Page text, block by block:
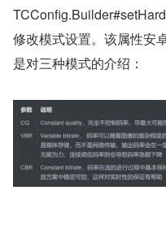
修改模式设置。该属性安
是对三种模式的介绍：